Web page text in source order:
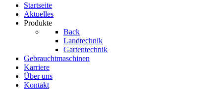
Startseite
Aktuelles
Produkte
Back
Landtechnik
Gartentechnik
Gebrauchtmaschinen
Karriere
Über uns
Kontakt